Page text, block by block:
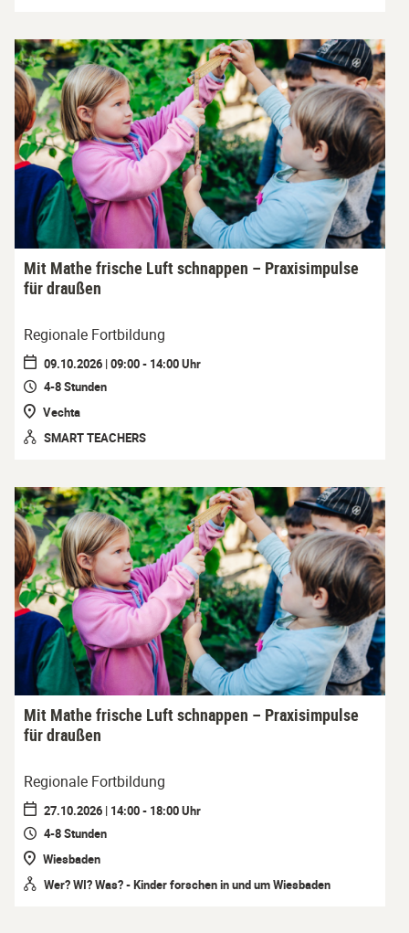
Mit Mathe frische Luft schnappen – Praxisimpulse
für draußen
Regionale Fortbildung
09.10.2026 | 09:00 - 14:00 Uhr
4-8 Stunden
Vechta
SMART TEACHERS
Mit Mathe frische Luft schnappen – Praxisimpulse
für draußen
Regionale Fortbildung
27.10.2026 | 14:00 - 18:00 Uhr
4-8 Stunden
Wiesbaden
Wer? WI? Was? - Kinder forschen in und um Wiesbaden